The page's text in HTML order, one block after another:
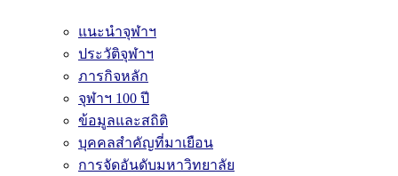
แนะนำจุฬาฯ
ประวัติจุฬาฯ
ภารกิจหลัก
จุฬาฯ 100 ปี
ข้อมูลและสถิติ
บุคคลสำคัญที่มาเยือน
การจัดอันดับมหาวิทยาลัย